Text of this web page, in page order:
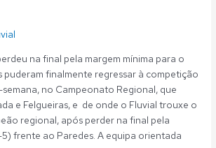
na final pela margem mínima para o
puderam finalmente regressar à competição
no Campeonato Regional, que
e Felgueiras, e de onde o Fluvial trouxe o
regional, após perder na final pela
frente ao Paredes. A equipa orientada